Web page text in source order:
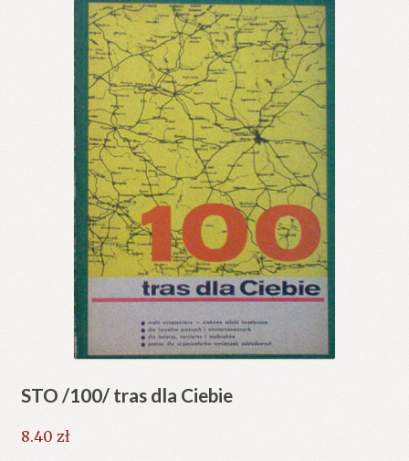
STO /100/ tras dla Ciebie
8.40 zł